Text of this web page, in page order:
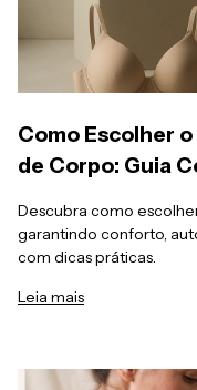
Como Escolher
de Corpo: Guia
Descubra como
garantindo conforto,
com dicas práticas.
Leia mais